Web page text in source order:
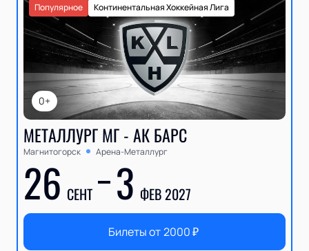
0+
Континентальная Хоккейная Лига
Популярное
МЕТАЛЛУРГ МГ - АК БАРС
Магнитогорск Арена-Металлург
26 СЕНТ 3 ФЕВ 2027
Билеты от 2000₽